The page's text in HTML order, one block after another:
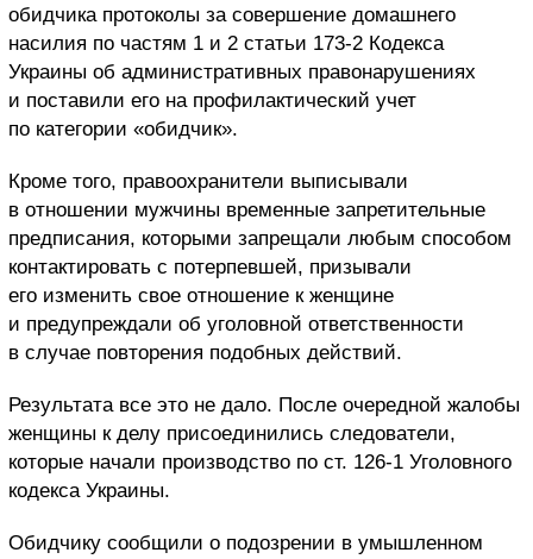
обидчика протоколы за совершение домашнего
насилия по частям 1 и 2 статьи 173-2 Кодекса
Украины об административных правонарушениях
и поставили его на профилактический учет
по категории «обидчик».
Кроме того, правоохранители выписывали
в отношении мужчины временные запретительные
предписания, которыми запрещали любым способом
контактировать с потерпевшей, призывали
его изменить свое отношение к женщине
и предупреждали об уголовной ответственности
в случае повторения подобных действий.
Результата все это не дало. После очередной жалобы
женщины к делу присоединились следователи,
которые начали производство по ст. 126-1 Уголовного
кодекса Украины.
Обидчику сообщили о подозрении в умышленном